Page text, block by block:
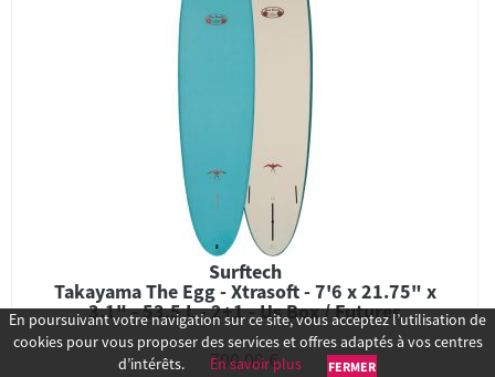
Surftech
Takayama The Egg - Xtrasoft - 7'6 x 21.75" x
3.1" - 53,5 L - 2+1 - Us Box / Futures
700,00 €
En poursuivant votre navigation sur ce site, vous acceptez l’utilisation de
cookies pour vous proposer des services et offres adaptés à vos centres
d’intérêts.
En savoir plus FERMER